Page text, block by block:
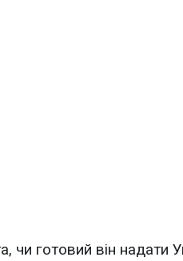
чи готовий він надати